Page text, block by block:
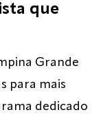
que
Grande
para mais
dedicado